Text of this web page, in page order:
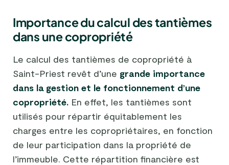
Importance du calcul des tantièmes
dans une copropriété
Le calcul des tantièmes de copropriété à
Saint-Priest revêt d’une grande importance
dans la gestion et le fonctionnement d’une
copropriété. En effet, les tantièmes sont
utilisés pour répartir équitablement les
charges entre les copropriétaires, en fonction
de leur participation dans la propriété de
l’immeuble. Cette répartition financière est